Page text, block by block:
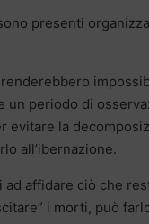
presenti
periodo di
evitare la
all’ibernazione.
affidare ciò che
i morti, può